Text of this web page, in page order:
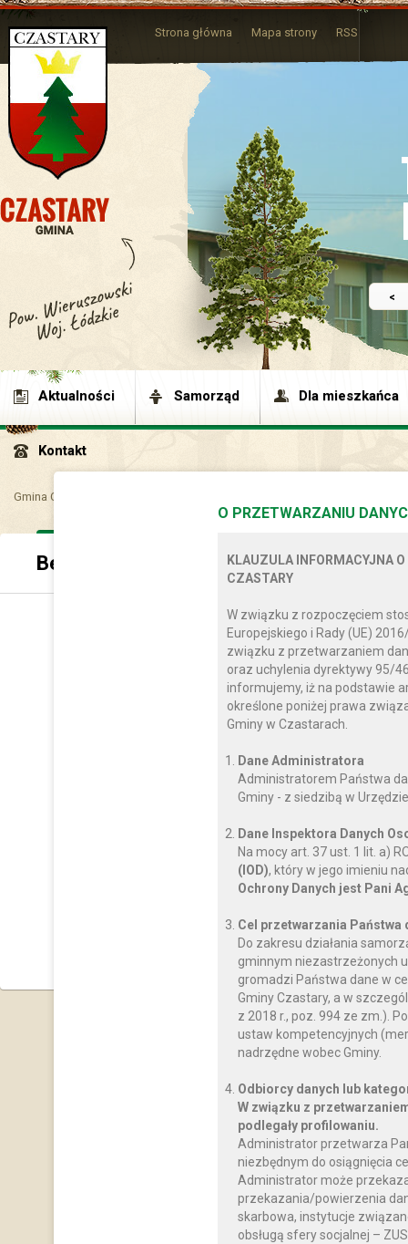
<
Strona główna Mapa strony RSS
Aktualności Samorząd Dla mieszkańca
Kontakt
Gmina Czastary
Bezpieczeństwo
O PRZETWARZANIU
KLAUZULA INFORMACYJNA
CZASTARY
W związku z rozpoczęciem
Europejskiego i Rady (UE)
związku z przetwarzaniem
oraz uchylenia dyrektywy 95/
informujemy, iż na podstawie
określone poniżej prawa
Gminy w Czastarach.
Dane Administratora
Administratorem Państwa
Gminy - z siedzibą w
Dane Inspektora Danych
Na mocy art. 37 ust. 1 lit. a)
(IOD), który w jego imieniu
Ochrony Danych jest Pani
Cel przetwarzania Państwa
Do zakresu działania
gminnym niezastrzeżonych
gromadzi Państwa dane w
Gminy Czastary, a w
z 2018 r., poz. 994 ze zm.).
ustaw kompetencyjnych
nadrzędne wobec Gminy.
Odbiorcy danych lub
W związku z
podlegały profilowaniu.
Administrator przetwarza
niezbędnym do osiągnięcia
Administrator może
przekazania/powierzenia
skarbowa, instytucje
obsługą sfery socjalnej –